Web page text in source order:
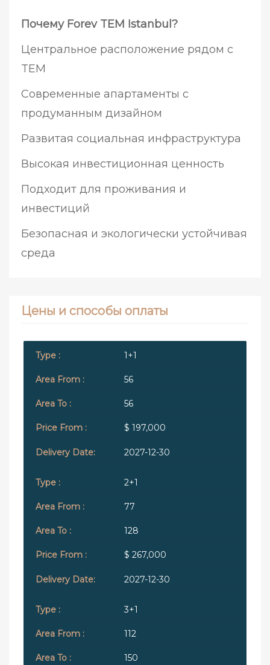
Почему Forev TEM Istanbul?
Центральное расположение рядом с
TEM
Современные апартаменты с
продуманным дизайном
Развитая социальная инфраструктура
Высокая инвестиционная ценность
Подходит для проживания и
инвестиций
Безопасная и экологически устойчивая
среда
Цены и способы оплаты
1+1
56
56
$ 197,000
2027-12-30
2+1
77
128
$ 267,000
2027-12-30
3+1
112
150